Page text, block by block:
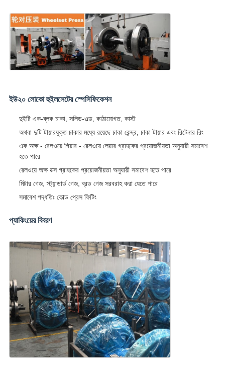
ইউ২০ লোকো হুইলসেটের স্পেসিফিকেশন
দুইটি এক-ব্লক চাকা, সলিড-ওল্ড, কাঠামোগত, কাস্ট
অথবা দুটি টায়ারযুক্ত চাকার মধ্যে রয়েছে চাকা কেন্দ্র, চাকা টায়ার এবং রিটেনার রিং
এক অক্ষ - রেলওয়ে গিয়ার - রেলওয়ে লেয়ার গ্রাহকের প্রয়োজনীয়তা অনুযায়ী সমাবেশ
হতে পারে
রেলওয়ে অক্ষ বক্স গ্রাহকের প্রয়োজনীয়তা অনুযায়ী সমাবেশ হতে পারে
মিটার গেজ, স্ট্যান্ডার্ড গেজ, ব্রড গেজ সরবরাহ করা যেতে পারে
সমাবেশ পদ্ধতিঃ কোল্ড প্রেস ফিটিং
প্যাকিংয়ের বিবরণ